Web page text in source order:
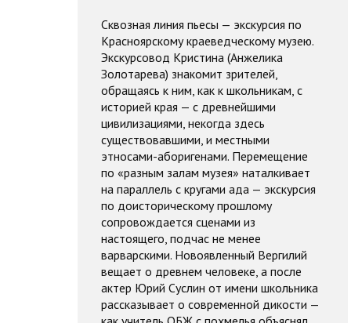
Сквозная линия пьесы — экскурсия по
Красноярскому краеведческому музею.
Экскурсовод Кристина (Анжелика
Золотарева) знакомит зрителей,
обращаясь к ним, как к школьникам, с
историей края — с древнейшими
цивилизациями, некогда здесь
существовавшими, и местными
этносами-аборигенами. Перемещение
по «разным залам музея» наталкивает
на параллель с кругами ада — экскурсия
по доисторическому прошлому
сопровождается сценами из
настоящего, подчас не менее
варварскими. Новоявленный Вергилий
вещает о древнем человеке, а после
актер Юрий Суслин от имени школьника
рассказывает о современной дикости —